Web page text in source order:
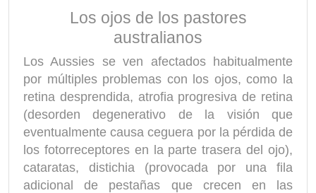
Los ojos de los pastores
australianos
Los Aussies se ven afectados habitualmente
por múltiples problemas con los ojos, como la
retina desprendida, atrofia progresiva de retina
(desorden degenerativo de la visión que
eventualmente causa ceguera por la pérdida de
los fotorreceptores en la parte trasera del ojo),
cataratas, distichia (provocada por una fila
adicional de pestañas que crecen en las